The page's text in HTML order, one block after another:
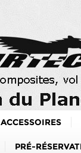
ACCESSOIRES
PRÉ-